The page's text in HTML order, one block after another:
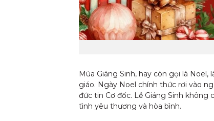
Mùa Giáng Sinh, hay còn gọi là
giáo. Ngày Noel chính thức rơi vào
đức tin Cơ đốc. Lễ Giáng Sinh không
tình yêu thương và hòa bình.